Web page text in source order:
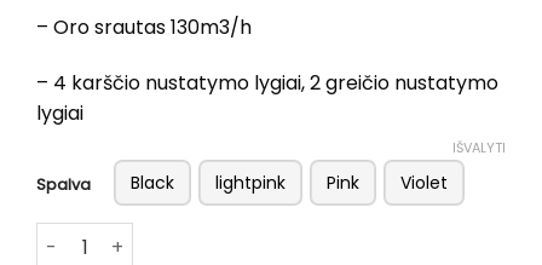
– Oro srautas 130m3/h
– 4 karščio nustatymo lygiai, 2 greičio nustatymo
lygiai
Spalva Black lightpink Pink Violet
IŠVALYTI
produkto kiekis: Diva Pro Styling Rapida 4000 Pro Hair Dryer